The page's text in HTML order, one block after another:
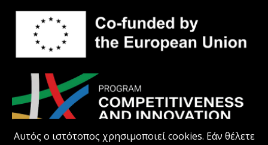
Αυτός ο ιστότοπος χρησιμοποιεί cookies. Εάν θέλετε